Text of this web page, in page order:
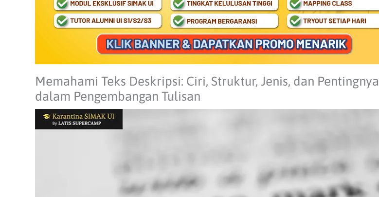
Memahami Teks Deskripsi: Ciri, Struktur, Jenis, dan Pentingnya
dalam Pengembangan Tulisan